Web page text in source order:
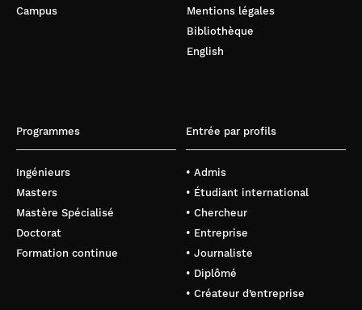
Campus
Mentions légales
Bibliothèque
English
Programmes
Ingénieurs
Masters
Mastère Spécialisé
Doctorat
Formation continue
Entrée par profils
• Admis
• Étudiant international
• Chercheur
• Entreprise
• Journaliste
• Diplômé
• Créateur d’entreprise